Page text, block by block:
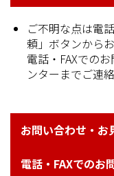
ご不明な点は電
頼」ボタンから
電話・FAXでの
ンターまでご連
お問い合わせ・お
電話・FAXでのお